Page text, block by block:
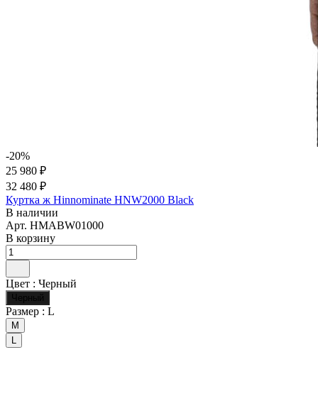
-20%
25 980 ₽
32 480 ₽
Куртка ж Hinnominate HNW2000 Black
В наличии
Арт. HMABW01000
В корзину
Цвет : Черный
Черный
Размер : L
M